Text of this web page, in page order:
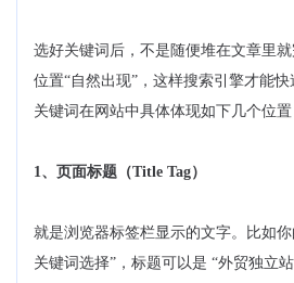
选好关键词后，不是随便堆在文章里
位置“自然出现”，这样搜索引擎才能快
关键词在网站中具体体现如下几个位置
1、页面标题（Title Tag）
就是浏览器标签栏显示的文字。比如
关键词选择”，标题可以是 “外贸独立